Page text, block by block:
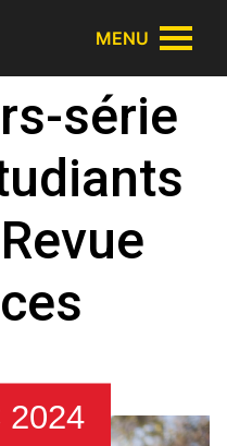
MENU
série
2024